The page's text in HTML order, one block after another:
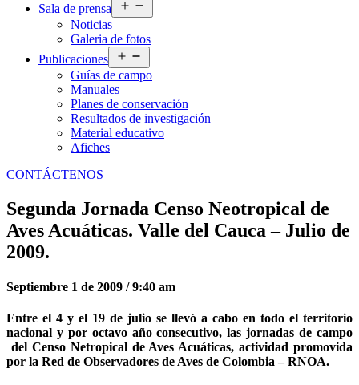
Sala de prensa
el
Noticias
Galeria de fotos
Publicaciones
el
menú
Guías de campo
Manuales
Planes de conservación
Resultados de investigación
Material educativo
Afiches
CONTÁCTENOS
Segunda Jornada Censo Neotropical de
Aves Acuáticas. Valle del Cauca – Julio de
2009.
Septiembre 1 de 2009 / 9:40 am
Entre el 4 y el 19 de julio se llevó a cabo en todo el territorio
nacional y por octavo año consecutivo, las jornadas de campo
del Censo Netropical de Aves Acuáticas, actividad promovida
por la Red de Observadores de Aves de Colombia – RNOA.